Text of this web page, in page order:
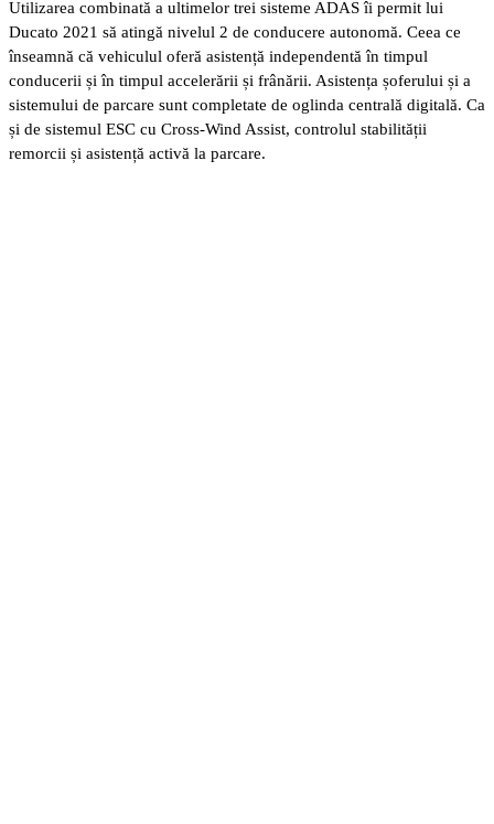
Utilizarea combinată a ultimelor trei sisteme ADAS îi permit lui
Ducato 2021 să atingă nivelul 2 de conducere autonomă. Ceea ce
înseamnă că vehiculul oferă asistență independentă în timpul
conducerii și în timpul accelerării și frânării. Asistența șoferului și a
sistemului de parcare sunt completate de oglinda centrală digitală. Ca
și de sistemul ESC cu Cross-Wind Assist, controlul stabilității
remorcii și asistență activă la parcare.